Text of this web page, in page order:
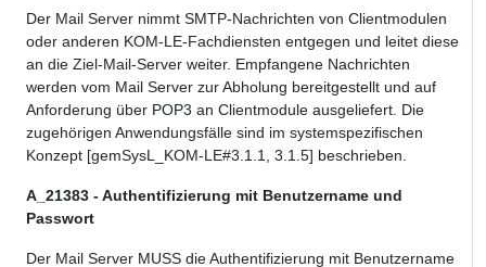
Der Mail Server nimmt SMTP-Nachrichten von Clientmodulen
oder anderen KOM-LE-Fachdiensten entgegen und leitet diese
an die Ziel-Mail-Server weiter. Empfangene Nachrichten
werden vom Mail Server zur Abholung bereitgestellt und auf
Anforderung über POP3 an Clientmodule ausgeliefert. Die
zugehörigen Anwendungsfälle sind im systemspezifischen
Konzept [gemSysL_KOM-LE#3.1.1, 3.1.5] beschrieben.
A_21383 - Authentifizierung mit Benutzername und
Passwort
Der Mail Server MUSS die Authentifizierung mit Benutzername